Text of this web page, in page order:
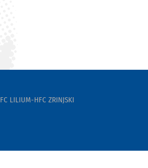
FC LILIUM-HFC ZRINJSKI